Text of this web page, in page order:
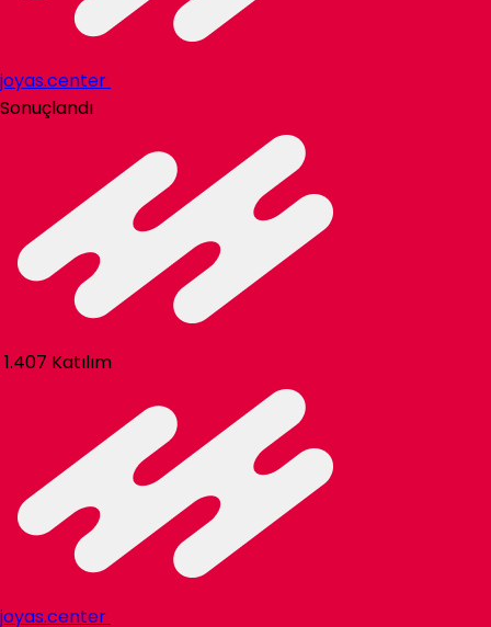
joyas.center
Sonuçlandı
1.407 Katılım
joyas.center